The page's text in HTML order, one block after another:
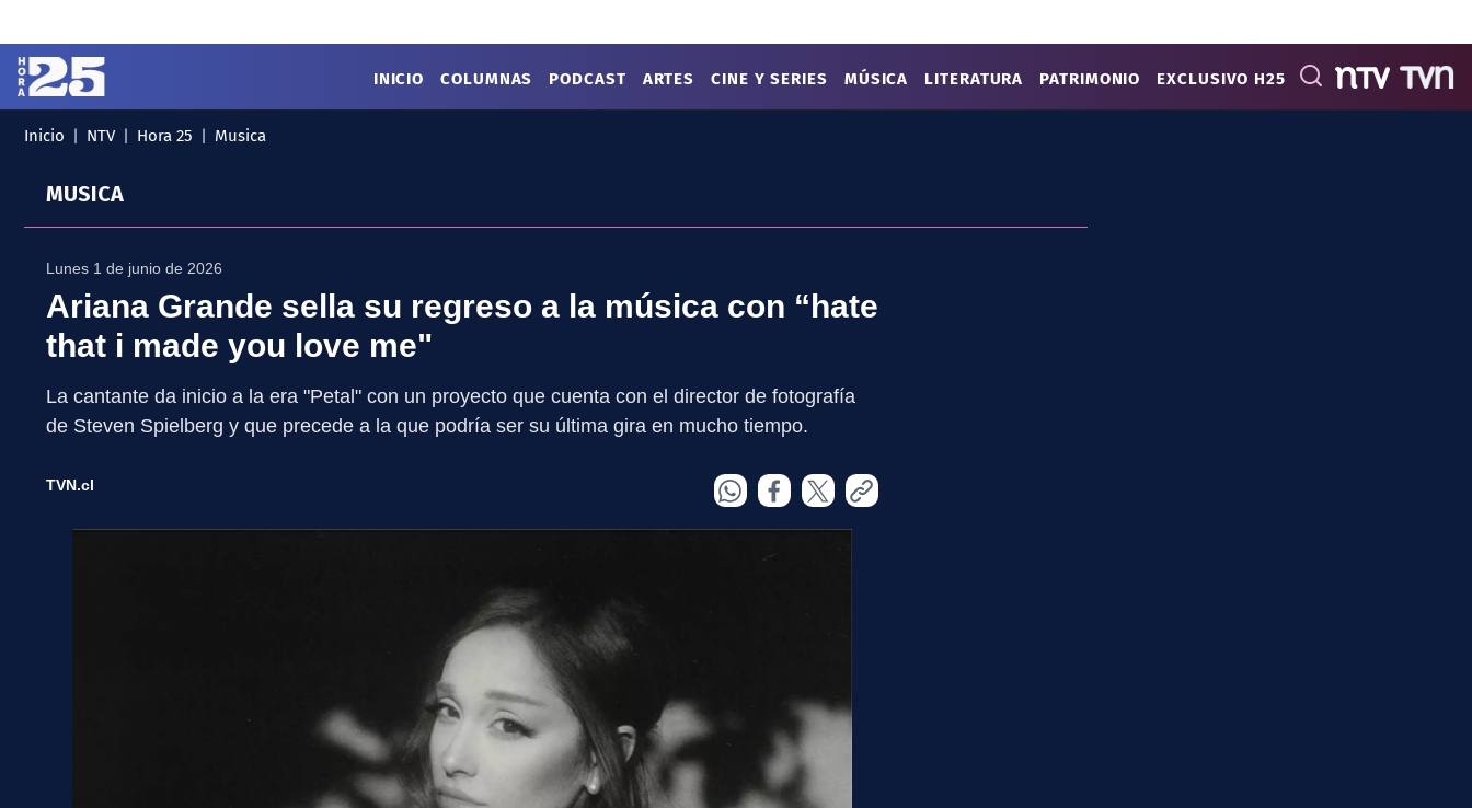
INICIO COLUMNAS PODCAST ARTES CINE Y SERIES MÚSICA LITERATURA PATRIMONIO EXCLUSIVO H25
MENÚ ✕
INICIO
COLUMNAS
Podcast
Cine y Series
Música
Literatura
Patrimonio
EXCLUSIVO H25
Inicio NTV Hora 25 Musica
MUSICA
Lunes 1 de junio de 2026
Ariana Grande sella su regreso a la música con “hate
that i made you love me"
La cantante da inicio a la era "Petal" con un proyecto que cuenta con el director de fotografía
de Steven Spielberg y que precede a la que podría ser su última gira en mucho tiempo.
TVN.cl